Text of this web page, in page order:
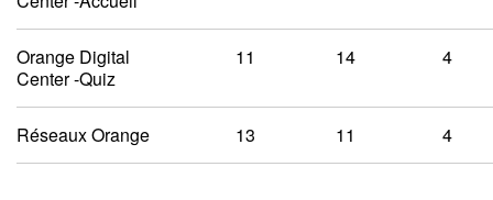
Orange Digital
Center -Quiz
11 14 4
Réseaux Orange 13 11 4